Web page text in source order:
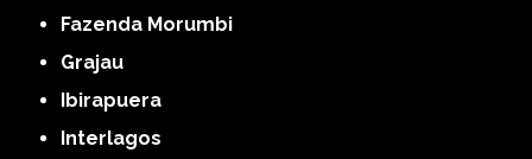
Fazenda Morumbi
Grajau
Ibirapuera
Interlagos